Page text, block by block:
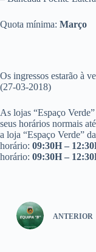
Quota mínima: Março
Os ingressos estarão à
(27-03-2018)
As lojas “Espaço
seus horários normais
a loja “Espaço Verde”
horário: 09:30H –
horário: 09:30H –
ANTERIOR